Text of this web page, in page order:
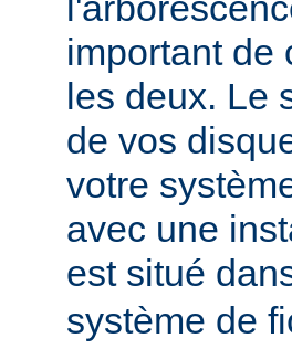
important de
les deux. Le
de vos
votre
avec une
est situé
système de